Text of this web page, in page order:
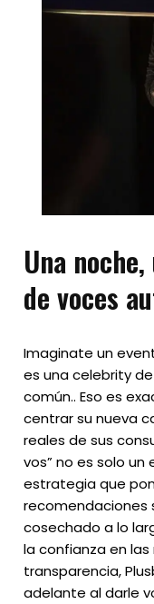
Una
de voces
Imaginate un
es una celebrity
común.. Eso es
centrar su nueva
reales de sus
vos” no es solo un
estrategia que
recomendaciones
cosechado a lo
la confianza en
transparencia,
adelante al darle